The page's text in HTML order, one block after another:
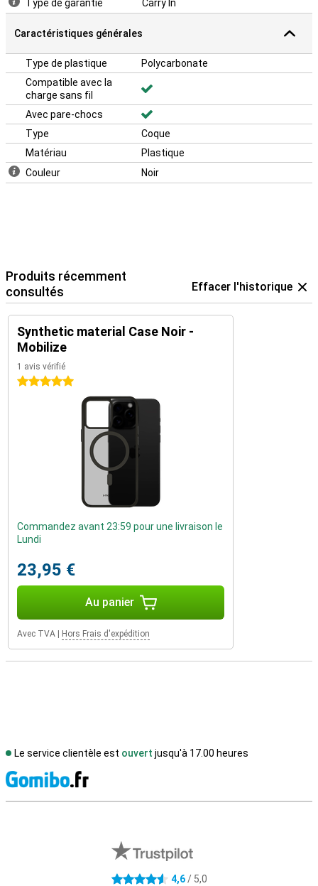
Type de garantie Carry In
Caractéristiques générales
Type de plastique
Polycarbonate
Compatible avec la
charge sans fil
Avec pare-chocs
Type
Coque
Matériau
Plastique
Couleur
Noir
Produits récemment
consultés
Effacer l'historique
Synthetic material Case Noir -
Mobilize
1 avis vérifié
5 étoiles
Commandez avant 23:59 pour une livraison le
Lundi
23,95 €
Au panier
Avec TVA Hors Frais d'expédition
Le service clientèle est ouvert jusqu'à 17.00 heures
4.6 étoiles 4,6/ 5,0